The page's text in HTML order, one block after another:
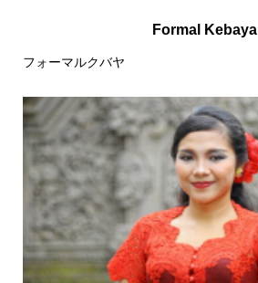
Formal Kebaya
フォーマルクバヤ